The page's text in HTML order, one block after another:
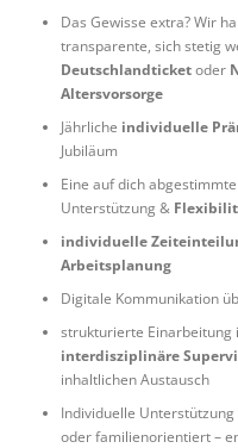
Das Gewisse extra? Wir
transparente, sich stetig
Deutschlandticketoder
Altersvorsorge
Jährliche individuelle
Jubiläum
Eine auf dich
Unterstützung &
individuelle
Arbeitsplanung
Digitale Kommunikation
strukturierte Einarbeitung
interdisziplinäre
inhaltlichen Austausch
Individuelle
oder familienorientiert –